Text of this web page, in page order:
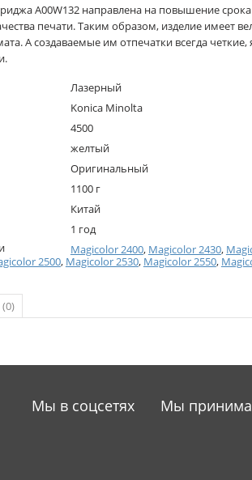
A00W132 направлена на повышение срока
печати. Таким образом, изделие имеет
А создаваемые им отпечатки всегда
Лазерный
Konica Minolta
4500
желтый
Оригинальный
1100 г
Китай
1 год
Magicolor 2400, Magicolor 2430,
2500, Magicolor 2530, Magicolor 2550,
(0)
Мы в соцсетях Мы